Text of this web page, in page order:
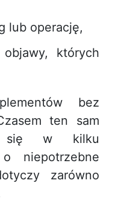
lub operację,
których
bez
ten sam
się w kilku
niepotrzebne
zarówno